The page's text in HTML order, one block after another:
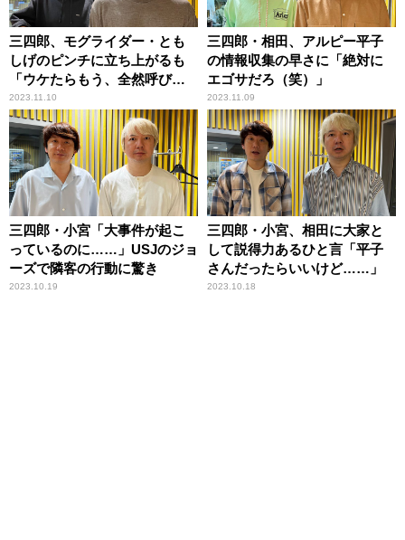
三四郎、モグライダー・とも
しげのピンチに立ち上がるも
「ウケたらもう、全然呼び込
まない」
2023.11.10
三四郎・相田、アルピー平子
の情報収集の早さに「絶対に
エゴサだろ（笑）」
2023.11.09
三四郎・小宮「大事件が起こ
っているのに……」USJのジョ
ーズで隣客の行動に驚き
2023.10.19
三四郎・小宮、相田に大家と
して説得力あるひと言「平子
さんだったらいいけど……」
2023.10.18